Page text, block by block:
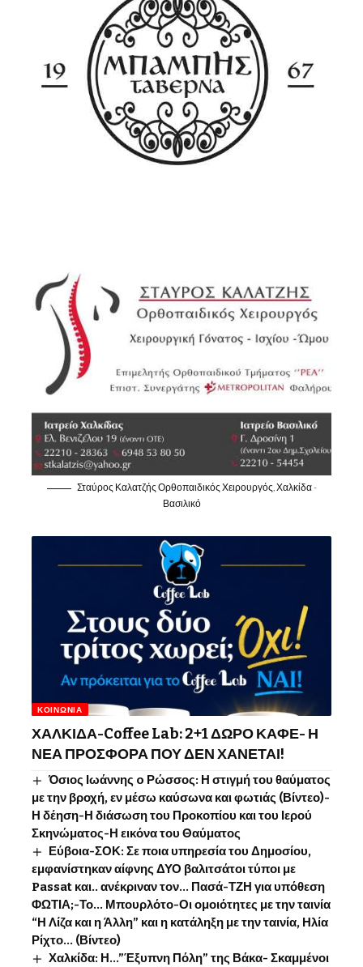
Σταύρος Καλατζής Ορθοπαιδικός Χειρουργός, Χαλκίδα -
Βασιλικό
ΚΟΙΝΩΝΊΑ
ΧΑΛΚΙΔΑ-Coffee Lab: 2+1 ΔΩΡΟ ΚΑΦΕ- Η
ΝΕΑ ΠΡΟΣΦΟΡΑ ΠΟΥ ΔΕΝ ΧΑΝΕΤΑΙ!
Όσιος Ιωάννης o Ρώσσος: Η στιγμή του θαύματος
με την βροχή, εν μέσω καύσωνα και φωτιάς (Βίντεο)-
Η δέηση-Η διάσωση του Προκοπίου και του Ιερού
Σκηνώματος-Η εικόνα του Θαύματος
Εύβοια-ΣΟΚ: Σε ποια υπηρεσία του Δημοσίου,
εμφανίστηκαν αίφνης ΔΥΟ βαλιτσάτοι τύποι με
Passat και.. ανέκριναν τον… Πασά-ΤΖΗ για υπόθεση
ΦΩΤΙΑ;-Το… Μπουρλότο-Οι ομοιότητες με την ταινία
“Η Λίζα και η Άλλη” και η κατάληξη με την ταινία, Ηλία
Ρίχτο… (Βίντεο)
Χαλκίδα: Η…”Έξυπνη Πόλη” της Βάκα- Σκαμμένοι